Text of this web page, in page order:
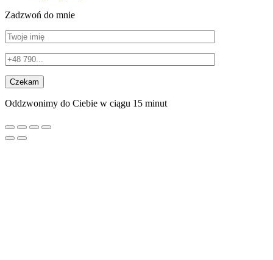
Zadzwoń do mnie
Oddzwonimy do Ciebie w ciągu 15 minut